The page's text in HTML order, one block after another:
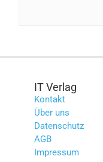
IT Verlag
Kontakt
Über uns
Datenschutz
AGB
Impressum